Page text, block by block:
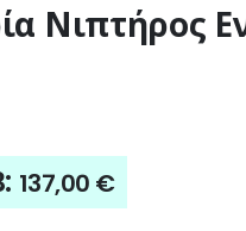
Νιπτήρος
137,00 €